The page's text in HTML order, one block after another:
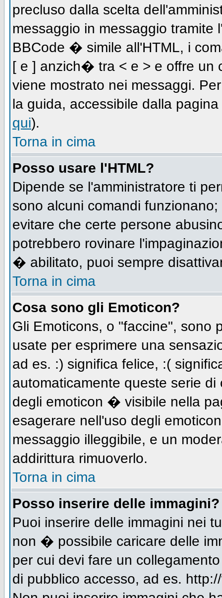
precluso dalla scelta
messaggio in messaggio tramite
BBCode � simile all'HTML, i
[ e ] anzich� tra < e > e offre un
viene mostrato nei messaggi.
la guida, accessibile dalla
qui).
Torna in cima
Posso usare l'HTML?
Dipende se l'amministratore ti
sono alcuni comandi
evitare che certe persone
potrebbero rovinare
� abilitato, puoi sempre
Torna in cima
Cosa sono gli Emoticon?
Gli Emoticons, o "faccine", sono
usate per esprimere una
ad es. :) significa felice, :(
automaticamente queste serie
degli emoticon � visibile nella
esagerare nell'uso degli
messaggio illeggibile, e un
addirittura rimuoverlo.
Torna in cima
Posso inserire delle immagini?
Puoi inserire delle immagini nei
non � possibile caricare delle
per cui devi fare un
di pubblico accesso, ad es.